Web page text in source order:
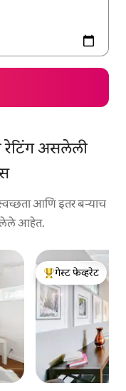
रेटिंग असलेली
आणि इतर बऱ्याच
केलेले आहेत.
टॉप गेस्ट फेव्हरेट
गेस्ट फेव्हरेट